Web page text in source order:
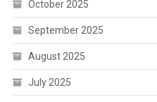
October 2025
September 2025
August 2025
July 2025